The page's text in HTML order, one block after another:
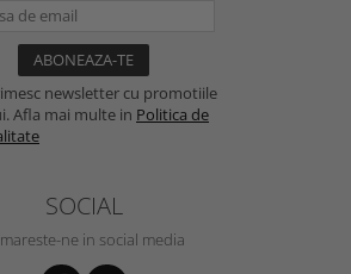
newsletter cu promotiile
Afla mai multe in Politica de
SOCIAL
ne in social media